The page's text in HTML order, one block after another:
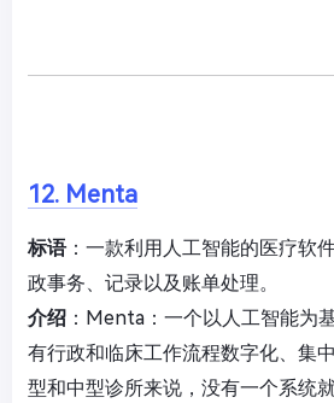
12. Menta
标语：一款利用人工智能的医疗软
政事务、记录以及账单处理。
介绍 ：Menta：一个以人工智能为
有行政和临床工作流程数字化、集
型和中型诊所来说，没有一个系统